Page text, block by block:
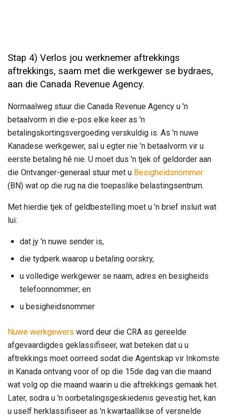
Stap 4) Verlos jou werknemer aftrekkings
aftrekkings, saam met die werkgewer se bydraes,
aan die Canada Revenue Agency.
Normaalweg stuur die Canada Revenue Agency u 'n
betaalvorm in die e-pos elke keer as 'n
betalingskortingsvergoeding verskuldig is. As 'n nuwe
Kanadese werkgewer, sal u egter nie 'n betaalvorm vir u
eerste betaling hê nie. U moet dus 'n tjek of geldorder aan
die Ontvanger-generaal stuur met u Besigheidsnommer
(BN) wat op die rug na die toepaslike belastingsentrum.
Met hierdie tjek of geldbestelling moet u 'n brief insluit wat
lui:
dat jy 'n nuwe sender is,
die tydperk waarop u betaling oorskry,
u volledige werkgewer se naam, adres en besigheids
telefoonnommer; en
u besigheidsnommer
Nuwe werkgewers word deur die CRA as gereelde
afgevaardigdes geklassifiseer, wat beteken dat u u
aftrekkings moet oorreed sodat die Agentskap vir Inkomste
in Kanada ontvang voor of op die 15de dag van die maand
wat volg op die maand waarin u die aftrekkings gemaak het.
Later, sodra u 'n oorbetalingsgeskiedenis gevestig het, kan
u uself herklassifiseer as 'n kwartaallikse of versnelde